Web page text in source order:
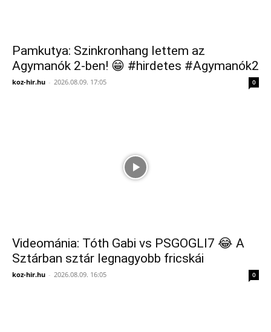
Pamkutya: Szinkronhang lettem az
Agymanók 2-ben! 😁 #hirdetes #Agymanók2
koz-hir.hu - 2026.08.09. 17:05 0
Videománia: Tóth Gabi vs PSGOGLI7 😂 A
Sztárban sztár legnagyobb fricskái
koz-hir.hu - 2026.08.09. 16:05 0